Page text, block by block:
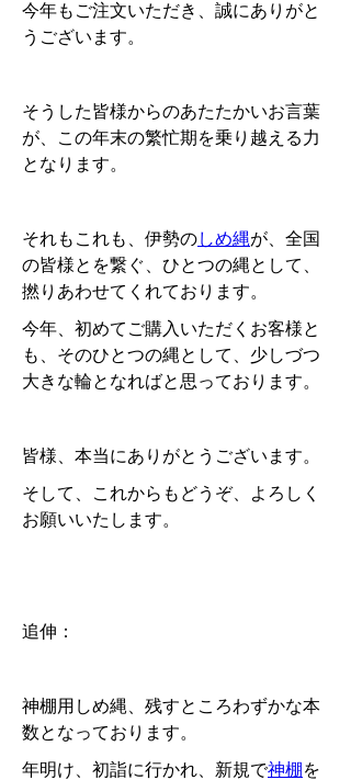
今年もご注文いただき、誠にありがと
うございます。
そうした皆様からのあたたかいお言葉
が、この年末の繁忙期を乗り越える力
となります。
それもこれも、伊勢のしめ縄が、全国
の皆様とを繋ぐ、ひとつの縄として、
撚りあわせてくれております。
今年、初めてご購入いただくお客様と
も、そのひとつの縄として、少しづつ
大きな輪となればと思っております。
皆様、本当にありがとうございます。
そして、これからもどうぞ、よろしく
お願いいたします。
追伸：
神棚用しめ縄、残すところわずかな本
数となっております。
年明け、初詣に行かれ、新規で神棚 を